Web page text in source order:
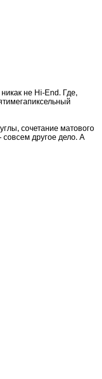
не Hi-End. Где,
сочетание матового
совсем другое дело. А